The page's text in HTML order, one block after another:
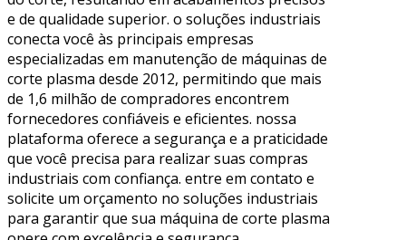
e de qualidade superior. o soluções industriais
conecta você às principais empresas
especializadas em manutenção de máquinas de
corte plasma desde 2012, permitindo que mais
de 1,6 milhão de compradores encontrem
fornecedores confiáveis e eficientes. nossa
plataforma oferece a segurança e a praticidade
que você precisa para realizar suas compras
industriais com confiança. entre em contato e
solicite um orçamento no soluções industriais
para garantir que sua máquina de corte plasma